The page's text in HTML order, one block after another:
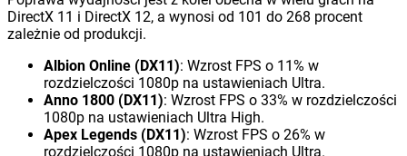
DirectX 11 i DirectX 12, a wynosi od 101 do 268 procent
zależnie od produkcji.
Albion Online (DX11): Wzrost FPS o 11% w
rozdzielczości 1080p na ustawieniach Ultra.
Anno 1800 (DX11): Wzrost FPS o 33% w rozdzielczości
1080p na ustawieniach Ultra High.
Apex Legends (DX11): Wzrost FPS o 26% w
rozdzielczości 1080p na ustawieniach Ultra.